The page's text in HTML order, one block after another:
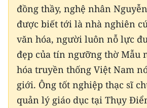
đồng thầy, nghệ nhân
được biết tới là nhà nghiên
văn hóa, người luôn nỗ lực
đẹp của tín ngưỡng thờ Mẫu
hóa truyền thống Việt Nam
giới. Ông tốt nghiệp thạc sĩ
quản lý giáo dục tại Thụy